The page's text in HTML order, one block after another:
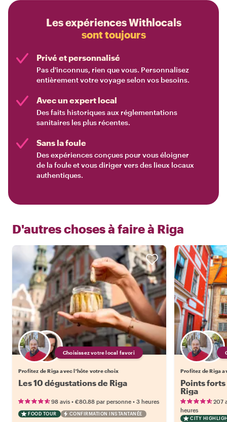
Les expériences Withlocals
sont toujours
Privé et personnalisé
Pas d'inconnus, rien que vous. Personnalisez
entièrement votre voyage selon vos besoins.
Avec un expert local
Des faits historiques aux réglementations
sanitaires les plus récentes.
Sans la foule
Des expériences conçues pour vous éloigner
de la foule et vous diriger vers des lieux locaux
authentiques.
D'autres choses à faire à Riga
Choisissez votre local favori
Profitez de Riga avec l'hôte votre choix
Les 10 dégustations de Riga
98 avis • €80.88 par personne • 3 heures
FOOD TOUR CONFIRMATION INSTANTANÉE
Profitez de Riga
Points
Riga
207
heures
CITY